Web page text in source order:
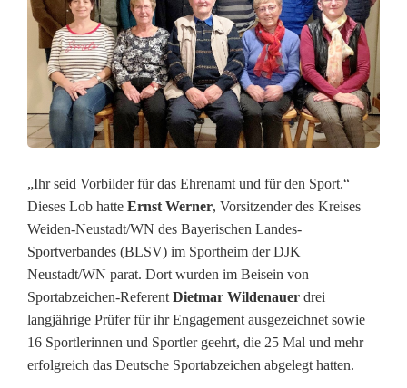
s
e
m
a
i
e
r
i
„Ihr seid Vorbilder für das Ehrenamt und für den Sport.“
Dieses Lob hatte Ernst Werner, Vorsitzender des Kreises
Weiden-Neustadt/WN des Bayerischen Landes-
Sportverbandes (BLSV) im Sportheim der DJK
Neustadt/WN parat. Dort wurden im Beisein von
Sportabzeichen-Referent Dietmar Wildenauer drei
langjährige Prüfer für ihr Engagement ausgezeichnet sowie
16 Sportlerinnen und Sportler geehrt, die 25 Mal und mehr
erfolgreich das Deutsche Sportabzeichen abgelegt hatten.